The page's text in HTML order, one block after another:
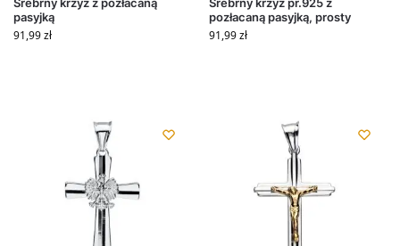
pasyjką
91,99zł
pozłacaną pasyjką, prosty
91,99zł